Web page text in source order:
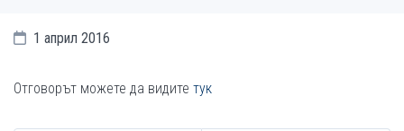
1 април 2016
Отговорът можете да видите тук